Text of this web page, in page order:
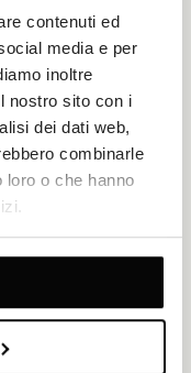
contenuti ed
media e per
inoltre
nostro sito con i
dei dati web,
combinarle
o che hanno
terrazze panoramiche
rifugiatevi in un
eleganza costiera.